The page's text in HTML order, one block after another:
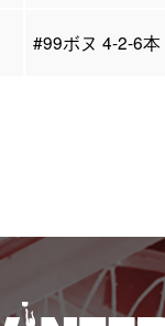
#99ボヌ 4-2-6本